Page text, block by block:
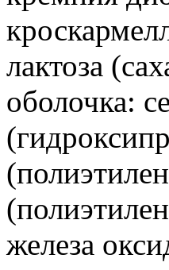
лактоза
оболочка:
железа